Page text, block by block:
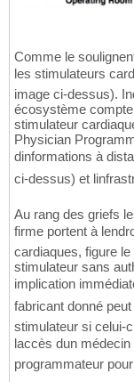
Comme le
les stimulateurs
image ci-dessus).
écosystème
stimulateur
Physician
dinformations à
ci-dessus) et
Au rang des griefs
firme portent à
cardiaques, figure
stimulateur sans
implication
fabricant donné
stimulateur si celui-
laccès dun
programmateur